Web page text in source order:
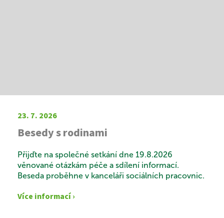
23. 7. 2026
Besedy s rodinami
Přijďte na společné setkání dne 19.8.2026
věnované otázkám péče a sdílení informací.
Beseda proběhne v kanceláři sociálních pracovnic.
Více informací ›